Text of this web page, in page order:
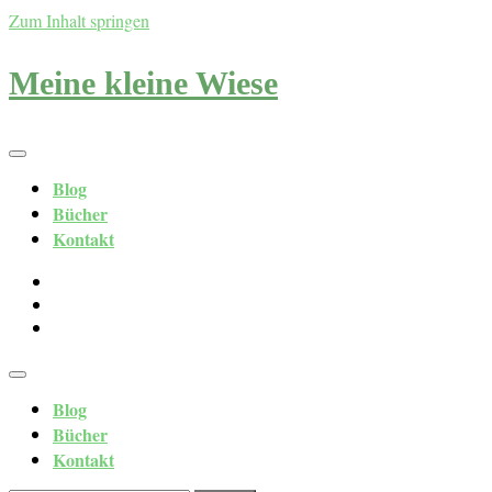
Zum Inhalt springen
Meine kleine Wiese
Blog
Bücher
Kontakt
Blog
Bücher
Kontakt